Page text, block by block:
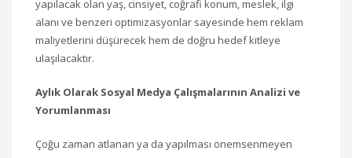
yapılacak olan yaş, cinsiyet, coğrafi konum, meslek, ilgi
alanı ve benzeri optimizasyonlar sayesinde hem reklam
maliyetlerini düşürecek hem de doğru hedef kitleye
ulaşılacaktır.
Aylık Olarak Sosyal Medya Çalışmalarının Analizi ve
Yorumlanması
Çoğu zaman atlanan ya da yapılması önemsenmeyen